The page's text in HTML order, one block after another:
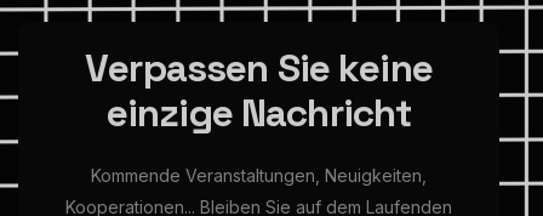
Verpassen Sie keine
einzige Nachricht
Kommende Veranstaltungen, Neuigkeiten,
Kooperationen... Bleiben Sie auf dem Laufenden